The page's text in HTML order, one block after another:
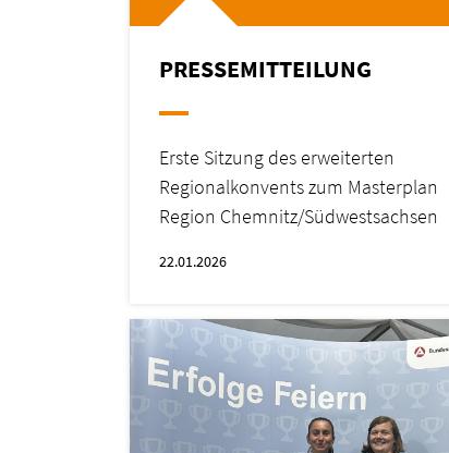
PRESSEMITTEILUNG
Erste Sitzung des erweiterten
Regionalkonvents zum Masterplan
Region Chemnitz/Südwestsachsen
22.01.2026